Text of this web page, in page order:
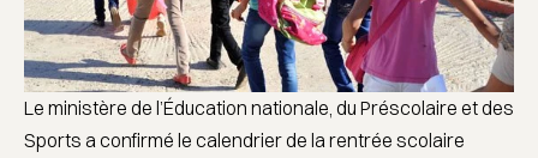
Le ministère de l’Éducation nationale, du Préscolaire et des
Sports a confirmé le calendrier de la rentrée scolaire